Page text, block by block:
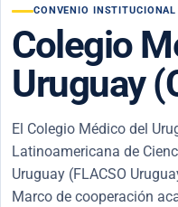
CONVENIO INSTITUCIONAL
Colegio
Uruguay
El Colegio Médico del
Latinoamericana de
Uruguay (FLACSO
Marco de cooperación